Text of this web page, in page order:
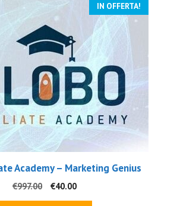
IN OFFERTA!
Academy – Marketing Genius
€997.00
Il
prezzo
€40.00Il
prezzo